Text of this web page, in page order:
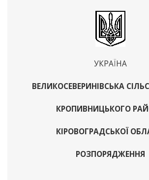
УКРАЇНА
ВЕЛИКОСЕВЕРИНІВСЬКА
КРОПИВНИЦЬКОГО
КІРОВОГРАДСЬКОЇ
РОЗПОРЯДЖЕННЯ